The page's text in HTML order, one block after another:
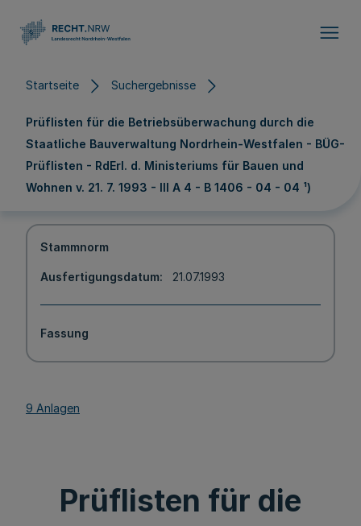
Startseite Suchergebnisse
Prüflisten für die Betriebsüberwachung durch die
Staatliche Bauverwaltung Nordrhein-Westfalen - BÜG-
Prüflisten - RdErl. d. Ministeriums für Bauen und
Wohnen v. 21. 7. 1993 - III A 4 - B 1406 - 04 - 04 ¹)
Stammnorm
Ausfertigungsdatum 21.07.1993
Fassung
9 Anlagen
Prüflisten für die